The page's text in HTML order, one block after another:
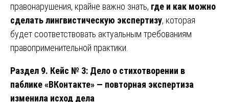
правонарушения, крайне важно знать, где и как можно
сделать лингвистическую экспертизу, которая
будет соответствовать актуальным требованиям
правоприменительной практики.
Раздел 9. Кейс № 3: Дело о стихотворении в
паблике «ВКонтакте» — повторная экспертиза
изменила исход дела